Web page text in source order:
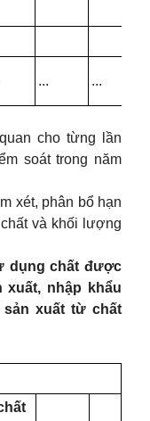
... ...
cho từng lần
soát trong năm
xét, phân bổ hạn
và khối lượng
dụng chất được
xuất, nhập khẩu
xuất từ chất